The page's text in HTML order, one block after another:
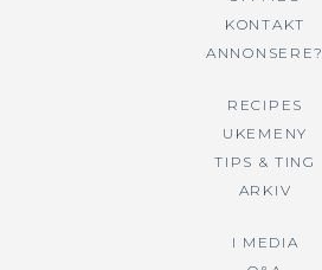
KONTAKT
ANNONSERE?
RECIPES
UKEMENY
TIPS & TING
ARKIV
I MEDIA